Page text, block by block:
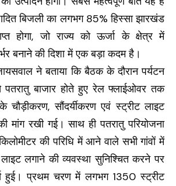
बिजली का लगभग 85% हिस्सा झारखंड
होगा, जो राज्य को ऊर्जा के क्षेत्र में
बनाने की दिशा में एक बड़ा कदम है।
ने बताया कि बैठक के दौरान पर्यटन
बाजार होते हुए रेल फ्लाईओवर तक
सौंदर्यीकरण एवं स्ट्रीट लाइट
मांग रखी गई। साथ ही पतरातु परियोजना
की परिधि में आने वाले सभी गांवों में
लगाने की व्यवस्था सुनिश्चित करने पर
हुई। प्रथम चरण में लगभग 1350 स्ट्रीट